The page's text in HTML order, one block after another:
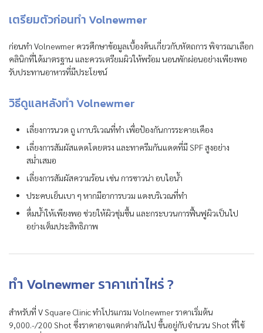
เตรียมตัวก่อนทำ Volnewmer
ก่อนทำ Volnewmer ควรศึกษาข้อมูลเบื้องต้นเกี่ยวกับหัตถการ พิจารณาเลือก
คลินิกที่ได้มาตรฐาน และควรเตรียมผิวให้พร้อม นอนพักผ่อนอย่างเพียงพอ
รับประทานอาหารที่มีประโยชน์
วิธีดูแลหลังทำ Volnewmer
เลี่ยงการนวด ถู เกาบริเวณที่ทำ เพื่อป้องกันการระคายเคือง
เลี่ยงการสัมผัสแดดโดยตรง และทาครีมกันแดดที่มี SPF สูงอย่าง
สม่ำเสมอ
เลี่ยงการสัมผัสความร้อน เช่น การซาวน่า อบไอน้ำ
ประคบเย็นเบา ๆ หากมีอาการบวม แดงบริเวณที่ทำ
ดื่มน้ำให้เพียงพอ ช่วยให้ผิวชุ่มชื้น และกระบวนการฟื้นฟูผิวเป็นไป
อย่างเต็มประสิทธิภาพ
ทำ Volnewmer ราคาเท่าไหร่ ?
สำหรับที่ V Square Clinic ทำโปรแกรม Volnewmer ราคาเริ่มต้น
9,000.-/200 Shot ซึ่งราคาอาจแตกต่างกันไป ขึ้นอยู่กับจำนวน Shot ที่ใช้